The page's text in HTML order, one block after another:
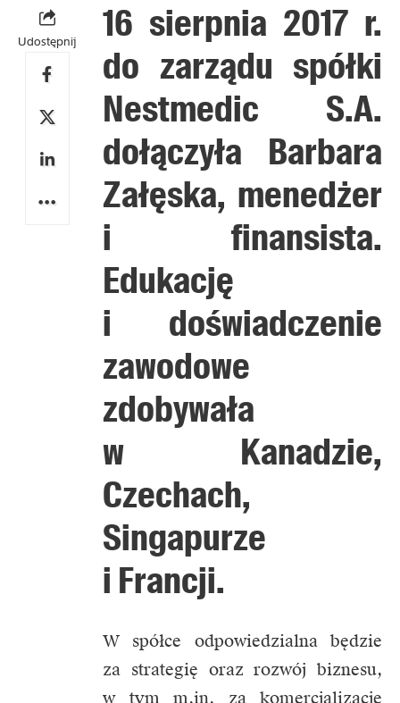
Udostępnij
16 sierpnia 2017 r.
do zarządu spółki
Nestmedic S.A.
dołączyła Barbara
Załęska, menedżer
i finansista.
Edukację
i doświadczenie
zawodowe
zdobywała
w Kanadzie,
Czechach,
Singapurze
i Francji.
W spółce odpowiedzialna będzie
za strategię oraz rozwój biznesu,
w tym m.in. za komercjalizację